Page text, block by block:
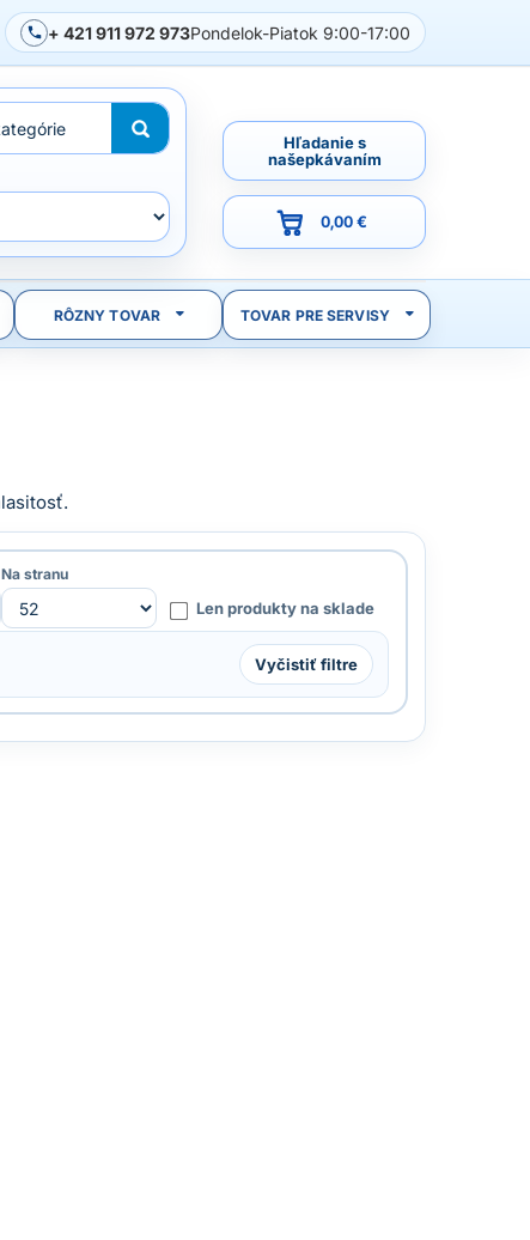
+ 421 911 972 973Pondelok-Piatok 9:00-17:00
Hľadanie s
našepkávaním
0,00 €
RÔZNY TOVAR TOVAR PRE SERVISY
Na stranu
Len produkty na sklade
Vyčistiť filtre